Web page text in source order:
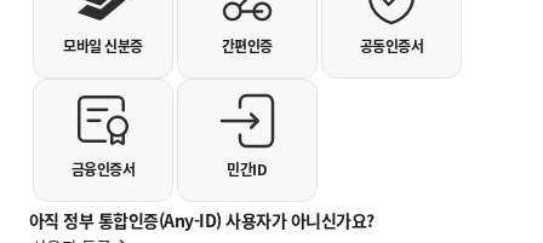
아직 정부 통합인증(Any-ID) 사용자가 아니신가요?
모바일 신분증 간편인증 공동인증서
금융인증서 민간ID